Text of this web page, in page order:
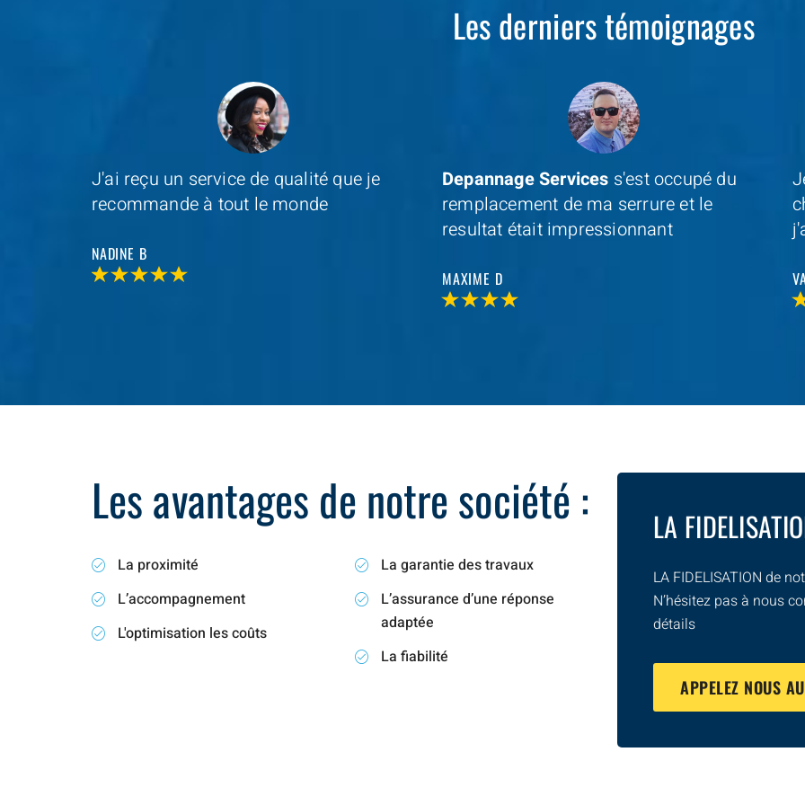
Les derniers témoignages
Depannage Servicess'est occupé du
remplacement de ma serrure et le
MAXIME D
Je cherchais un professionel à coté de
chez moi et avecDepannage Services
j'ai trouvé et je n'ai pas été decu
VALERIE V
Les avantages de notre société :
La proximité
L’accompagnement
L'optimisation les coûts
La garantie des travaux
L’assurance d’une réponse
adaptée
La fiabilité
LA
LA FIDELISATION de
N’hésitez pas à nous
détails
APPELEZ NOUS AU